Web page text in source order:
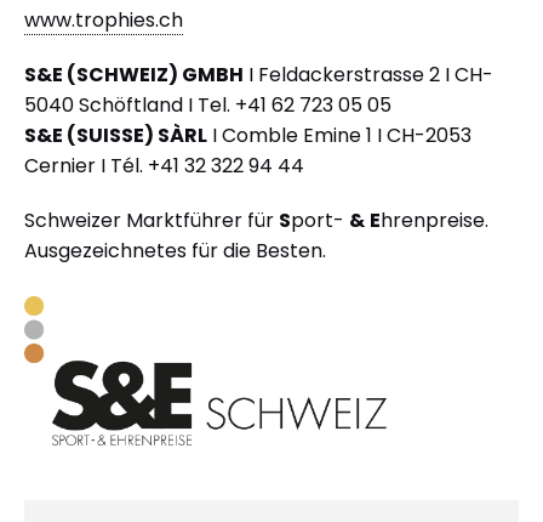
www.trophies.ch
S&E (SCHWEIZ) GMBH I Feldackerstrasse 2 I CH-
5040 Schöftland I Tel. +41 62 723 05 05
S&E (SUISSE) SÀRL I Comble Emine 1 I CH-2053
Cernier I Tél. +41 32 322 94 44
Schweizer Marktführer für Sport- & Ehrenpreise.
Ausgezeichnetes für die Besten.